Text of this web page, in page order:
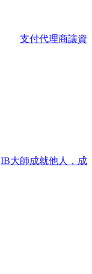
支付代理商讓資
IB大師成就他人，成